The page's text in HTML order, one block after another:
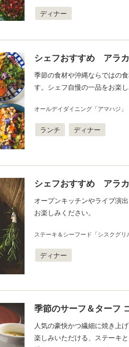
ディナー
シェフおすすめ アラ
季節の食材や沖縄ならではの
す。シェフ自慢の一品をお楽し
オールデイダイニング「アマハジ」
ランチ ディナー
シェフおすすめ アラ
オープンキッチンやライブ演
お楽しみください。
ステーキ＆シーフード「シスクグリ
ディナー
季節のサーフ＆ターフ
人気の豪快かつ繊細に焼き上
楽しみいただける、ステーキ